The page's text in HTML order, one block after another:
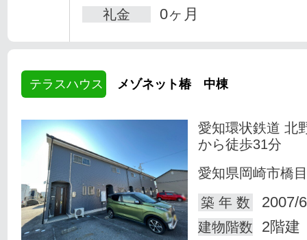
礼金 0ヶ月
テラスハウス メゾネット椿 中棟
愛知環状鉄道 北
から徒歩31分
愛知県岡崎市橋
築 年 数
2007/
建物階数 2階建